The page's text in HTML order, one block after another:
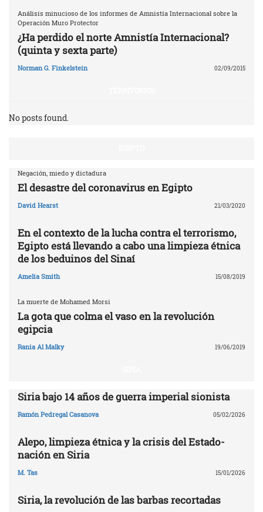
Análisis minucioso de los informes de Amnistía Internacional sobre la
Operación Muro Protector
¿Ha perdido el norte Amnistía Internacional?
(quinta y sexta parte)
Norman G. Finkelstein 02/09/2015
No posts found.
Negación, miedo y dictadura
El desastre del coronavirus en Egipto
David Hearst 21/03/2020
En el contexto de la lucha contra el terrorismo,
Egipto está llevando a cabo una limpieza étnica
de los beduinos del Sinaí
Amelia Smith 15/08/2019
La muerte de Mohamed Morsi
La gota que colma el vaso en la revolución
egipcia
Rania Al Malky 19/06/2019
Siria bajo 14 años de guerra imperial sionista
Ramón Pedregal Casanova 05/02/2026
Alepo, limpieza étnica y la crisis del Estado-
nación en Siria
M. Tas 15/01/2026
Siria, la revolución de las barbas recortadas